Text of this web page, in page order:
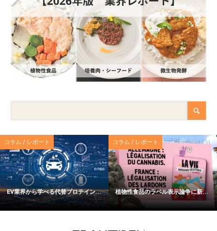
コラム / レポート
EV業界から学べる代替プロテイン...
コラム / レポート
植物性食品のラベル表示論争に新...